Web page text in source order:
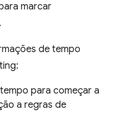
marcar
de tempo
para começar a
a regras de